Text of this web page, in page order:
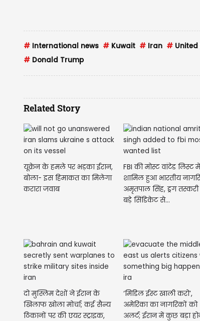
# International news # Kuwait # Iran #
# Donald Trump
Related Story
यूक्रेन के हमले पर भड़का ईरान,
बोला- इस हिमाकत का मिलेगा
करारा जवाब
FBI की मोस्ट वांटेड लिस्ट
शामिल हुआ भारतीय
अमृतपाल सिंह, ड्रग
बड़े सिंडिकेट से...
दो मुस्लिम देशों ने ईरान के
खिलाफ खोला मोर्चा; कई सैन्य
ठिकानों पर की एयर स्ट्राइक,
‘मिडिल ईस्ट खाली करो’,
अमेरिका का नागरिकों को
अलर्ट; ईरान में कुछ बड़ा